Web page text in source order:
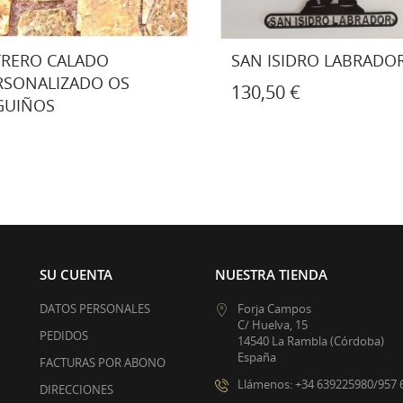
ISIDRO LABRADOR
€
LETRERO CON
CASA DE PASARON
SU CUENTA
DATOS PERSONALES
PEDIDOS
FACTURAS POR ABONO
DIRECCIONES
NUESTRA TIENDA
Forja Campos
C/ Huelva, 15
14540 La Rambla (Córdoba)
España
Llámenos:+34 639225980/957